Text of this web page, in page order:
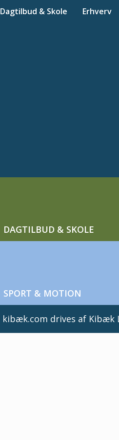
Dagtilbud & Skole Erhverv
DAGTILBUD & SKOLE
SPORT & MOTION
kibæk.com drives af Kibæk